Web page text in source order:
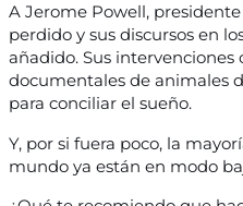
A Jerome Powell,
perdido y sus discursos en
añadido. Sus
documentales de animales
para conciliar el sueño.
Y, por si fuera poco, la
mundo ya están en modo